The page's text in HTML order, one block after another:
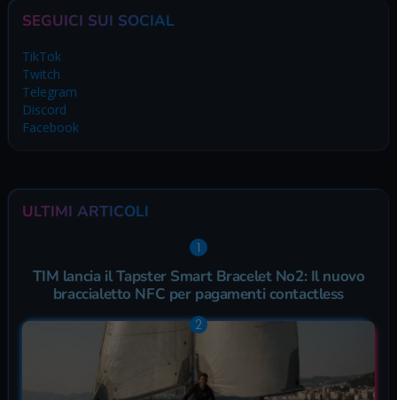
SEGUICI SUI SOCIAL
TikTok
Twitch
Telegram
Discord
Facebook
ULTIMI ARTICOLI
TIM lancia il Tapster Smart Bracelet No2: Il nuovo
braccialetto NFC per pagamenti contactless